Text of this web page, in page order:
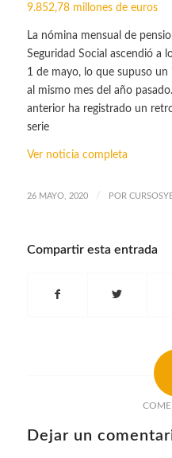
9.852,78 millones de euros
La nómina mensual de
Seguridad Social ascendió a
1 de mayo, lo que supuso
al mismo mes del año
anterior ha registrado un
serie
Ver noticia completa
26 MAYO, 2020 / POR
Compartir esta entrada
Dejar un